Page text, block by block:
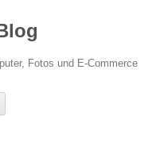
Fotos und E-Commerce